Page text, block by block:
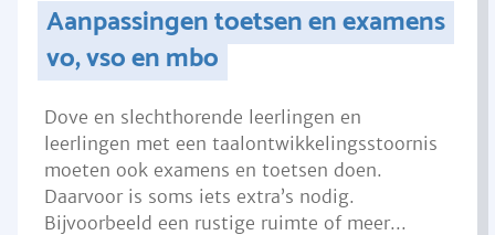
Aanpassingen toetsen en examens
vo, vso en mbo
Dove en slechthorende leerlingen en
leerlingen met een taalontwikkelingsstoornis
moeten ook examens en toetsen doen.
Daarvoor is soms iets extra’s nodig.
Bijvoorbeeld een rustige ruimte of meer...